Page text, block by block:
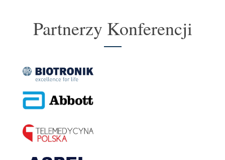
Partnerzy Konferencji